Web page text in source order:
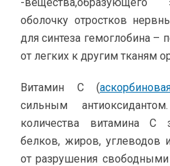
оболочку отростков
для синтеза гемоглобина –
от легких к другим тканям
Витамин С (
сильным
количества витамина С
белков, жиров, углеводов
от разрушения